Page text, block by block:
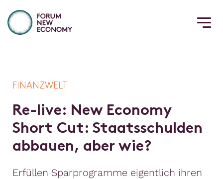
FINANZWELT
Re-live: New Economy
Short Cut: Staatsschulden
abbauen, aber wie?
Erfüllen Sparprogramme eigentlich ihren